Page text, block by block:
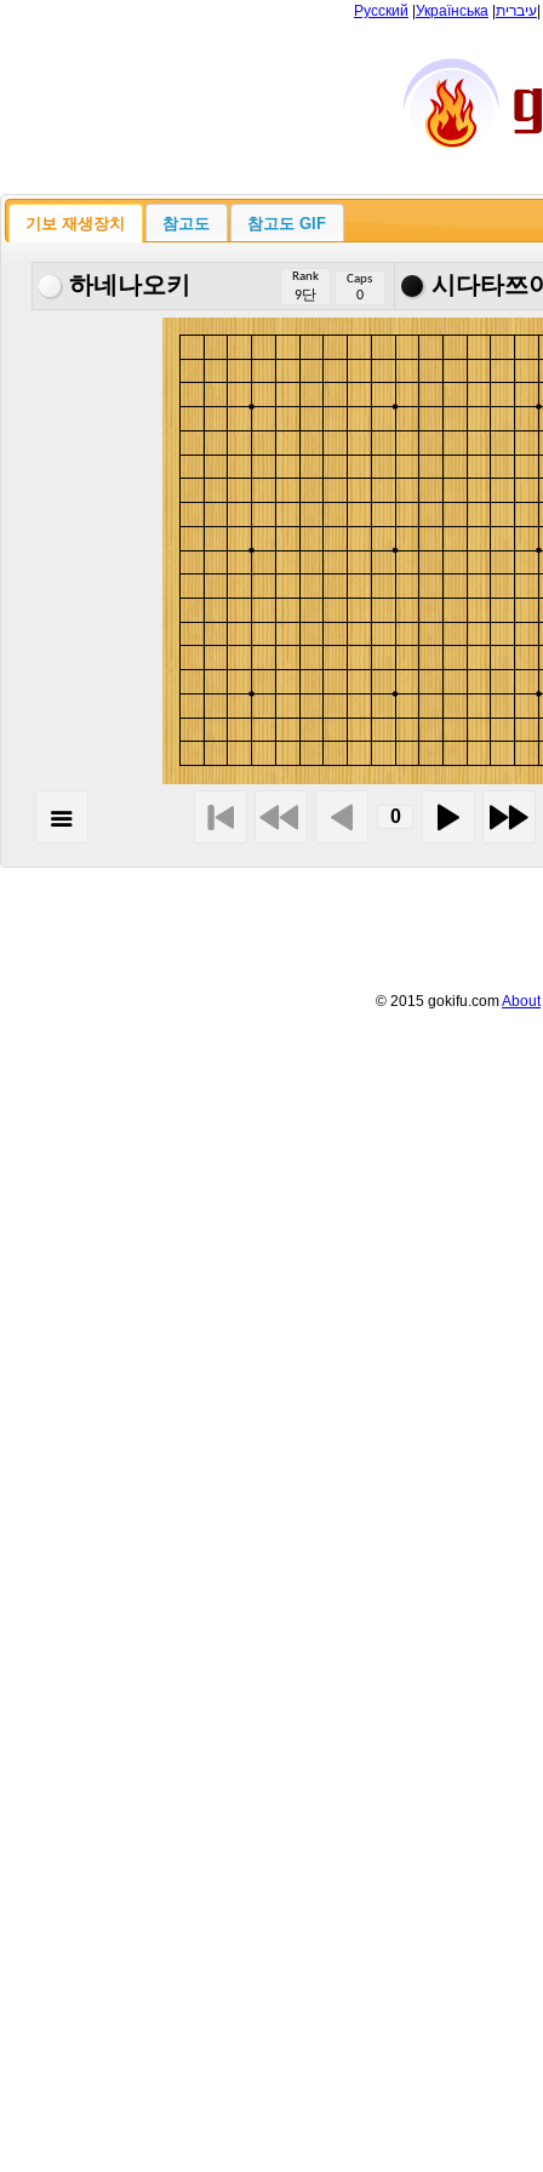
Русский Українська עיברית
기보 재생장치 참고도 참고도 GIF
하네나오키 Rank
9단
Caps
0 시다타쯔
© 2015 gokifu.comAbout